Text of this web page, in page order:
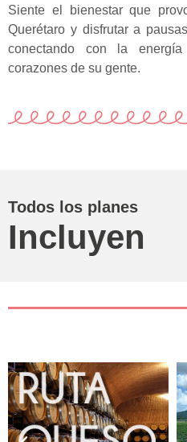
Siente el bienestar que
Querétaro y disfrutar a
conectando con la
corazones de su gente.
Todos los planes
Incluyen